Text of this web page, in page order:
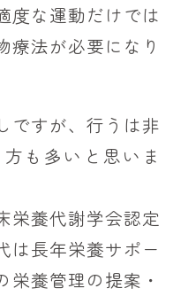
度な運動だけでは
療法が必要になり
ですが、行うは非
も多いと思いま
栄養代謝学会認定
は長年栄養サポー
栄養管理の提案・